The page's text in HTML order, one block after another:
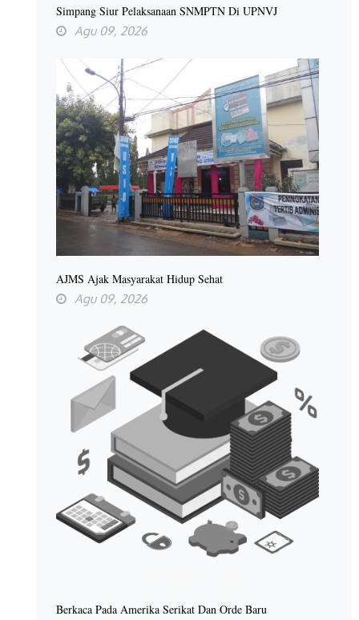
Simpang Siur Pelaksanaan SNMPTN Di UPNVJ
Agu 09, 2026
AJMS Ajak Masyarakat Hidup Sehat
Agu 09, 2026
Berkaca Pada Amerika Serikat Dan Orde Baru